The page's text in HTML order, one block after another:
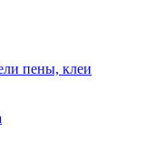
пены, клеи